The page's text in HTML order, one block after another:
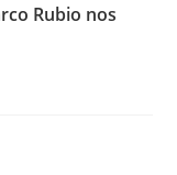
Rubio nos